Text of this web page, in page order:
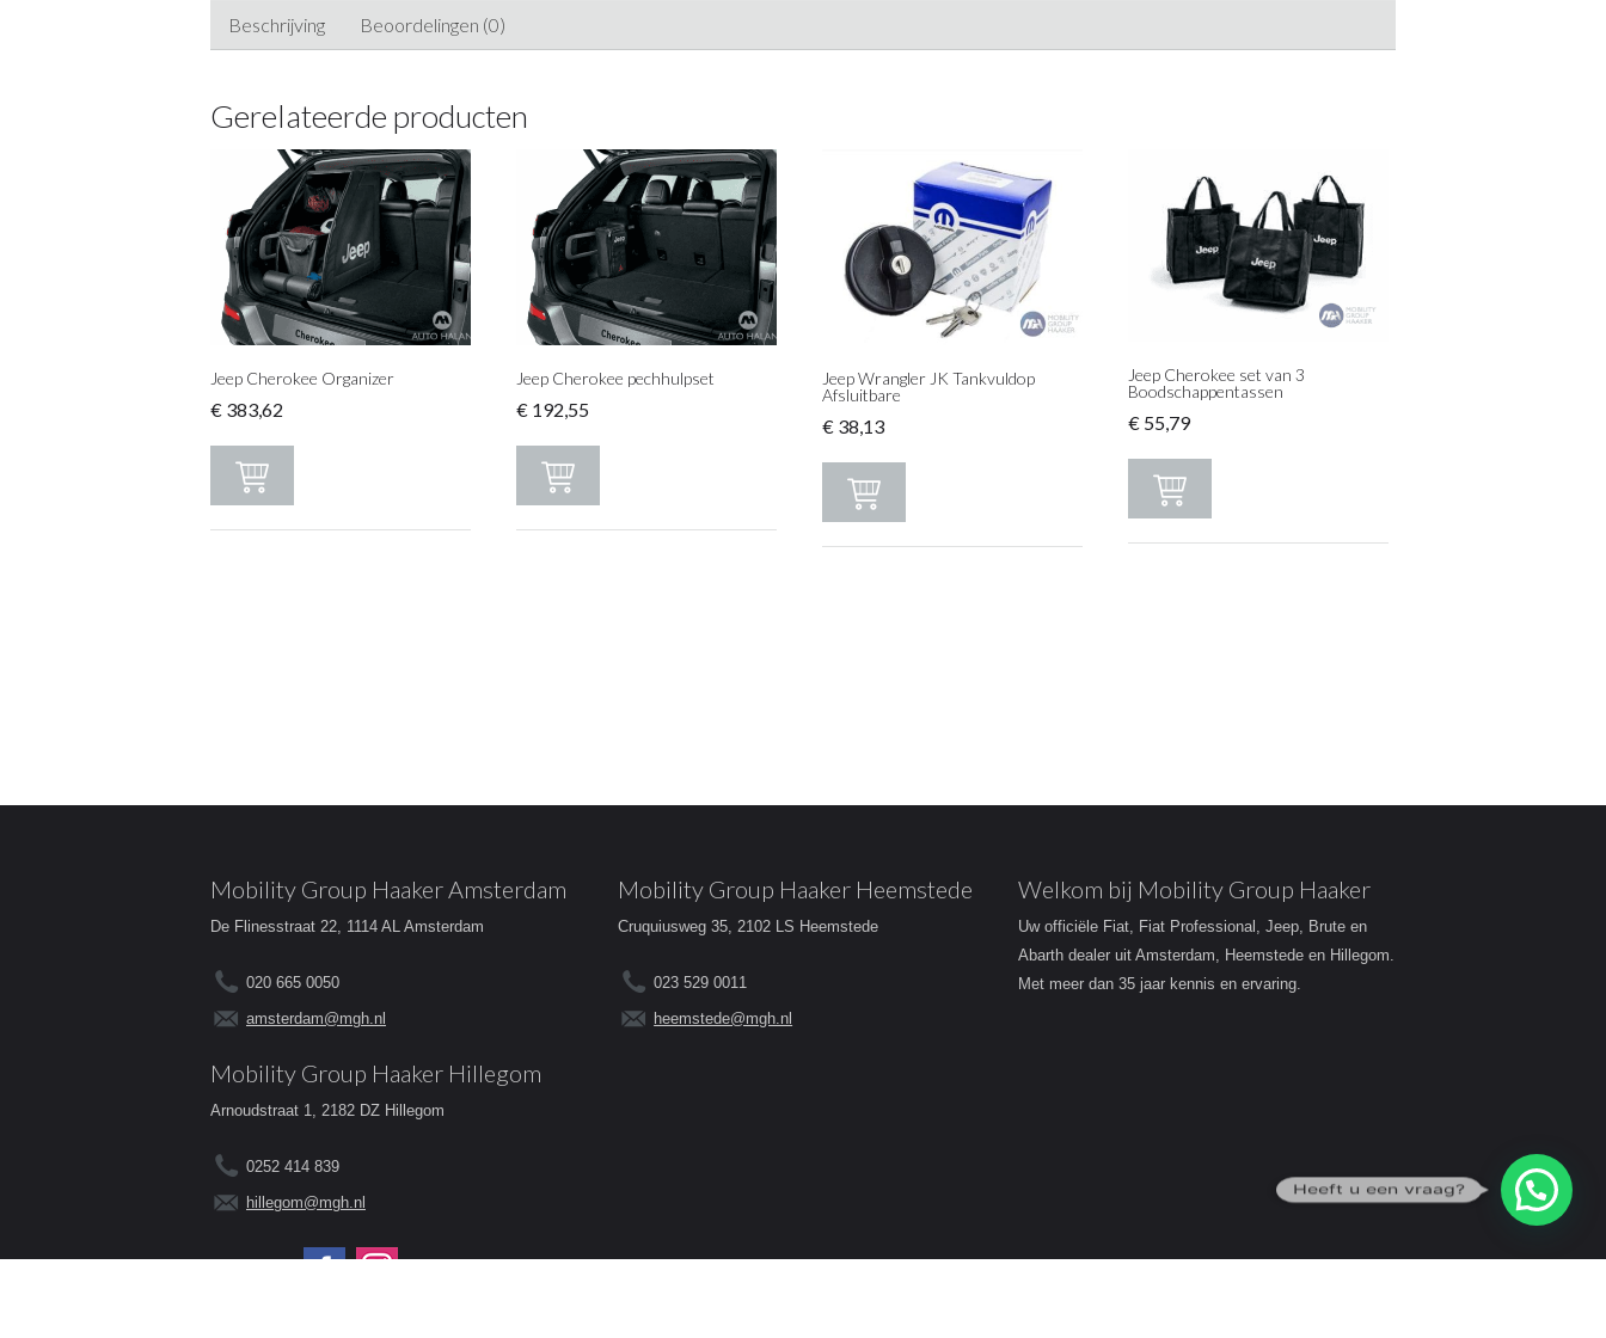
Beschrijving Beoordelingen (0)
Gerelateerde producten
Jeep Cherokee Organizer
€ 383,62
Jeep Cherokee pechhulpset
€192,55
Jeep Wrangler JK Tankvuldop
Afsluitbare
€38,13
Jeep Cherokee set van 3
Boodschappentassen
€55,79
Mobility Group Haaker Amsterdam
De Flinesstraat 22, 1114 AL Amsterdam
020 665 0050
amsterdam@mgh.nl
Mobility Group Haaker Heemstede
Cruquiusweg 35, 2102 LS Heemstede
023 529 0011
heemstede@mgh.nl
Mobility Group Haaker Hillegom
Arnoudstraat 1, 2182 DZ Hillegom
0252 414 839
hillegom@mgh.nl
Volg ons op:
Welkom bij Mobility Group Haaker
Uw officiële Fiat, Fiat Professional, Jeep, Brute en
Abarth dealer uit Amsterdam, Heemstede en Hillegom.
Met meer dan 35 jaar kennis en ervaring.
Heeft u een vraag?